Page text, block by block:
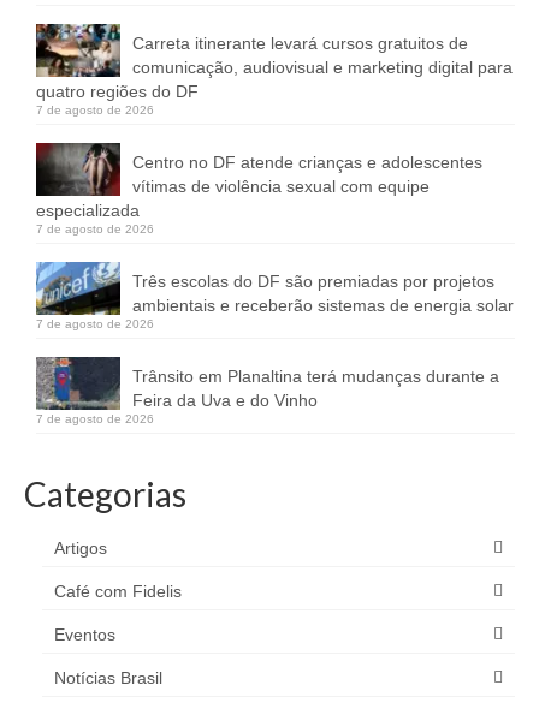
Carreta itinerante levará cursos gratuitos de
comunicação, audiovisual e marketing digital para
quatro regiões do DF
7 de agosto de 2026
Centro no DF atende crianças e adolescentes
vítimas de violência sexual com equipe
especializada
7 de agosto de 2026
Três escolas do DF são premiadas por projetos
ambientais e receberão sistemas de energia solar
7 de agosto de 2026
Trânsito em Planaltina terá mudanças durante a
Feira da Uva e do Vinho
7 de agosto de 2026
Categorias
Artigos
Café com Fidelis
Eventos
Notícias Brasil